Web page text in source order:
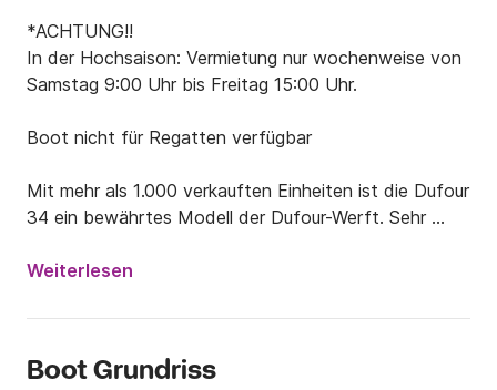
*ACHTUNG!!
In der Hochsaison: Vermietung nur wochenweise von
Samstag 9:00 Uhr bis Freitag 15:00 Uhr.
Boot nicht für Regatten verfügbar
Mit mehr als 1.000 verkauften Einheiten ist die Dufour
34 ein bewährtes Modell der Dufour-Werft. Sehr
Komfort für einen gelungenen Törn ausgestattet.
Hersteller: Dufour Yachts
Weiterlesen
Boot Grundriss